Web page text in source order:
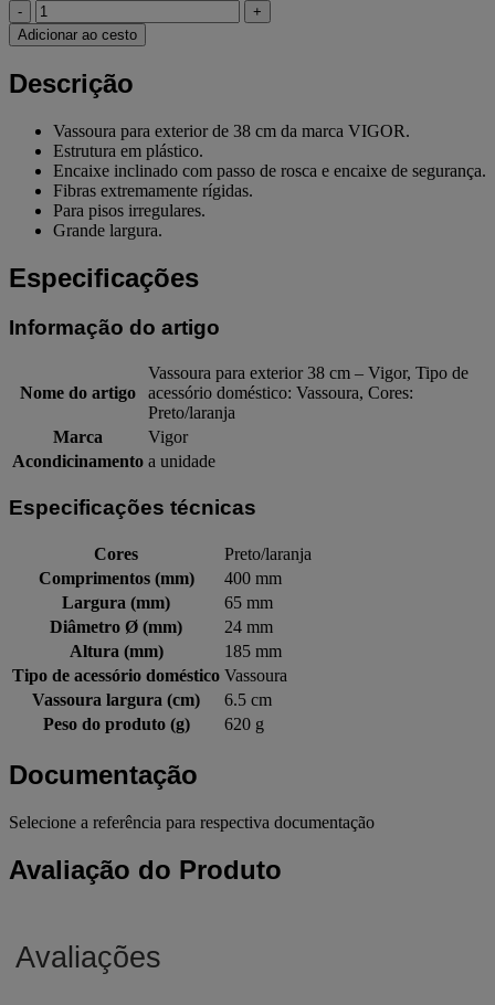
-
+
Adicionar ao cesto
Descrição
Vassoura para exterior de 38 cm da marca VIGOR.
Estrutura em plástico.
Encaixe inclinado com passo de rosca e encaixe de segurança.
Fibras extremamente rígidas.
Para pisos irregulares.
Grande largura.
Especificações
Informação do artigo
Nome do artigo
Vassoura para exterior 38 cm – Vigor, Tipo de
acessório doméstico: Vassoura, Cores:
Preto/laranja
Marca
Vigor
Acondicinamento a unidade
Especificações técnicas
Cores
Preto/laranja
Comprimentos (mm)
400 mm
Largura (mm)
65 mm
Diâmetro Ø (mm)
24 mm
Altura (mm)
185 mm
Tipo de acessório doméstico Vassoura
Vassoura largura (cm)
6.5 cm
Peso do produto (g)
620 g
Documentação
Selecione a referência para respectiva documentação
Avaliação do Produto